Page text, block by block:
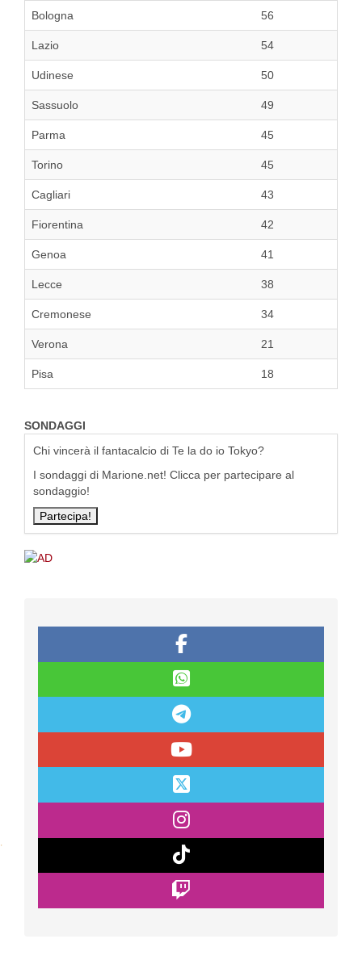
Bologna 56
Lazio 54
Udinese 50
Sassuolo 49
Parma 45
Torino 45
Cagliari 43
Fiorentina 42
Genoa 41
Lecce 38
Cremonese 34
Verona 21
Pisa 18
SONDAGGI
Chi vincerà il fantacalcio di Te la do io Tokyo?
I sondaggi di Marione.net! Clicca per partecipare al
sondaggio!